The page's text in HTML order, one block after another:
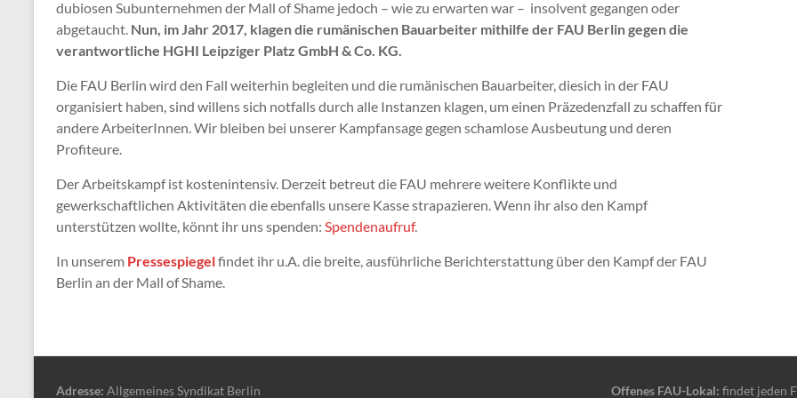
dubiosen Subunternehmen der Mall of Shame jedoch – wie zu erwarten war – insolvent gegangen oder
abgetaucht. Nun, im Jahr 2017, klagen die rumänischen Bauarbeiter mithilfe der FAU Berlin gegen die
verantwortliche HGHI Leipziger Platz GmbH & Co. KG.
Die FAU Berlin wird den Fall weiterhin begleiten und die rumänischen Bauarbeiter, diesich in der FAU
organisiert haben, sind willens sich notfalls durch alle Instanzen klagen, um einen Präzedenzfall zu schaffen für
andere ArbeiterInnen. Wir bleiben bei unserer Kampfansage gegen schamlose Ausbeutung und deren
Profiteure.
Der Arbeitskampf ist kostenintensiv. Derzeit betreut die FAU mehrere weitere Konflikte und
gewerkschaftlichen Aktivitäten die ebenfalls unsere Kasse strapazieren. Wenn ihr also den Kampf
unterstützen wollte, könnt ihr uns spenden: Spendenaufruf.
In unserem Pressespiegelfindet ihr u.A. die breite, ausführliche Berichterstattung über den Kampf der FAU
Berlin an der Mall of Shame.
Adresse: Allgemeines Syndikat Berlin Offenes FAU-Lokal: findet jeden